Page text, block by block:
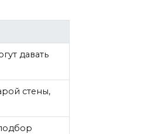
давать
стены,